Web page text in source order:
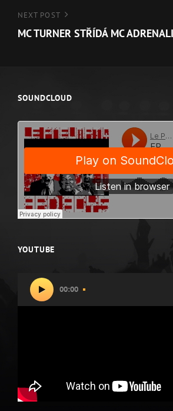
Next
Post
NEXT POST
MC TURNER STŘÍDÁ MC
SOUNDCLOUD
YOUTUBE
Video
přehrávač
00:00